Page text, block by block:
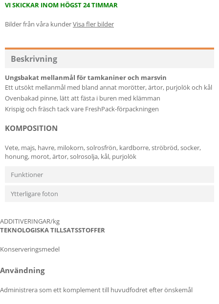
VI SKICKAR INOM HÖGST 24 TIMMAR
Bilder från våra kunderVisa fler bilder
Beskrivning
Ungsbakat mellanmål för tamkaniner och marsvin
Ett utsökt mellanmål med bland annat morötter, ärtor, purjolök och kål
Ovenbakad pinne, lätt att fästa i buren med klämman
Krispig och fräsch tack vare FreshPack-förpackningen
KOMPOSITION
Vete, majs, havre, milokorn, solrosfrön, kardborre, ströbröd, socker,
honung, morot, ärtor, solrosolja, kål, purjolök
Funktioner
Ytterligare foton
ADDITIVERINGAR/kg
TEKNOLOGISKA TILLSATSSTOFFER
Konserveringsmedel
Användning
Administrera som ett komplement till huvudfodret efter önskemål